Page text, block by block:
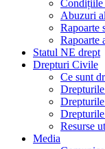
Condițiile
Abuzuri
Rapoarte
Rapoarte
Statul NE drept
Drepturi Civile
Ce sunt
Resurse
Media